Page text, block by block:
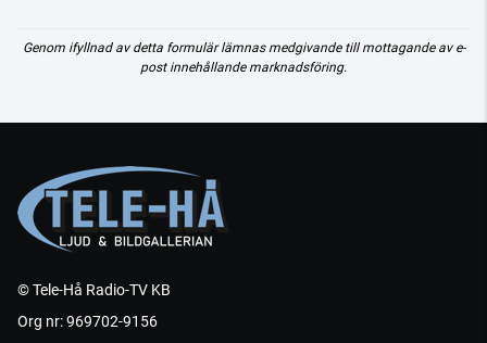
Genom ifyllnad av detta formulär lämnas medgivande till mottagande av e-
post innehållande marknadsföring.
© Tele-Hå Radio-TV KB
Org nr: 969702-9156